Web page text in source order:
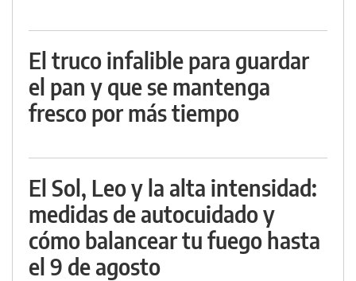
El truco infalible para guardar
el pan y que se mantenga
fresco por más tiempo
El Sol, Leo y la alta intensidad:
medidas de autocuidado y
cómo balancear tu fuego hasta
el 9 de agosto